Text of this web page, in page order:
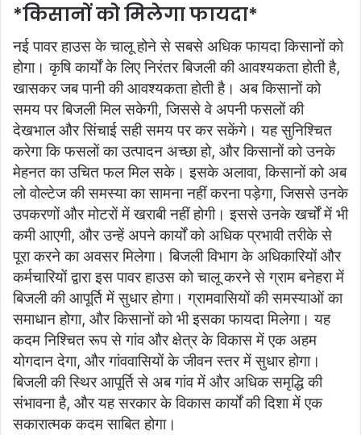
*किसानों को मिलेगा फायदा*
नई पावर हाउस के चालू होने से सबसे अधिक फायदा किसानों को
होगा। कृषि कार्यों के लिए निरंतर बिजली की आवश्यकता होती है,
खासकर जब पानी की आवश्यकता होती है। अब किसानों को
समय पर बिजली मिल सकेगी, जिससे वे अपनी फसलों की
देखभाल और सिंचाई सही समय पर कर सकेंगे। यह सुनिश्चित
करेगा कि फसलों का उत्पादन अच्छा हो, और किसानों को उनके
मेहनत का उचित फल मिल सके। इसके अलावा, किसानों को अब
लो वोल्टेज की समस्या का सामना नहीं करना पड़ेगा, जिससे उनके
उपकरणों और मोटरों में खराबी नहीं होगी। इससे उनके खर्चों में भी
कमी आएगी, और उन्हें अपने कार्यों को अधिक प्रभावी तरीके से
पूरा करने का अवसर मिलेगा। बिजली विभाग के अधिकारियों और
कर्मचारियों द्वारा इस पावर हाउस को चालू करने से ग्राम बनेहरा में
बिजली की आपूर्ति में सुधार होगा। ग्रामवासियों की समस्याओं का
समाधान होगा, और किसानों को भी इसका फायदा मिलेगा। यह
कदम निश्चित रूप से गांव और क्षेत्र के विकास में एक अहम
योगदान देगा, और गांववासियों के जीवन स्तर में सुधार होगा।
बिजली की स्थिर आपूर्ति से अब गांव में और अधिक समृद्धि की
संभावना है, और यह सरकार के विकास कार्यों की दिशा में एक
सकारात्मक कदम साबित होगा।